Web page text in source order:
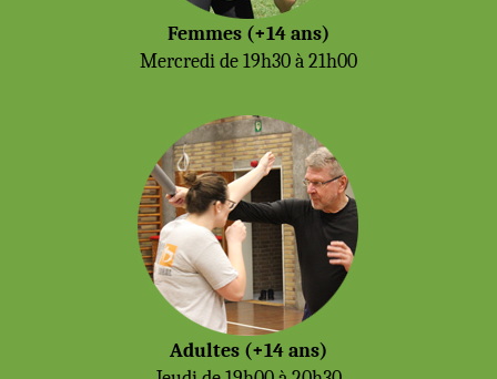
Femmes (+14 ans)
Mercredi de 19h30 à 21h00
Adultes (+14 ans)